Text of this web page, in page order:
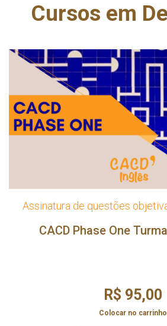
Cursos em
Assinatura de questões
CACD Phase One
R$ 95,00
Colocar no carrinho